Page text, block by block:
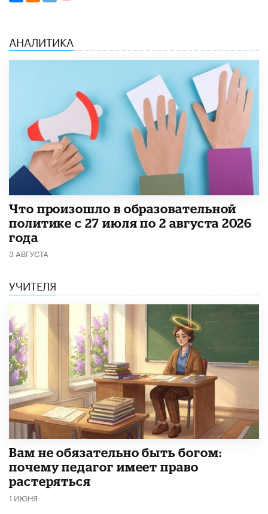
АНАЛИТИКА
​Что произошло в образовательной
политике с 27 июля по 2 августа 2026
года
3 АВГУСТА
УЧИТЕЛЯ
​Вам не обязательно быть богом:
почему педагог имеет право
растеряться
1 ИЮНЯ